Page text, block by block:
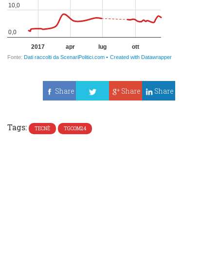
Share
Share Share
Tags: TECNÈ TGCOM24